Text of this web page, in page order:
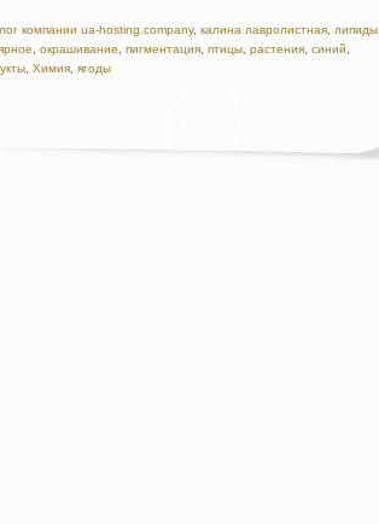
компании ua-hosting.company, калина лавролистная липиды
окрашивание пигментация птицы растения синий
Химия ягоды